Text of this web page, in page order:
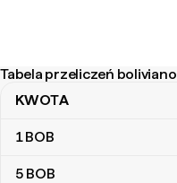
Tabela przeliczeń
Tabela przeliczeń boliviano
KWOTA
1BOB
5 BOB